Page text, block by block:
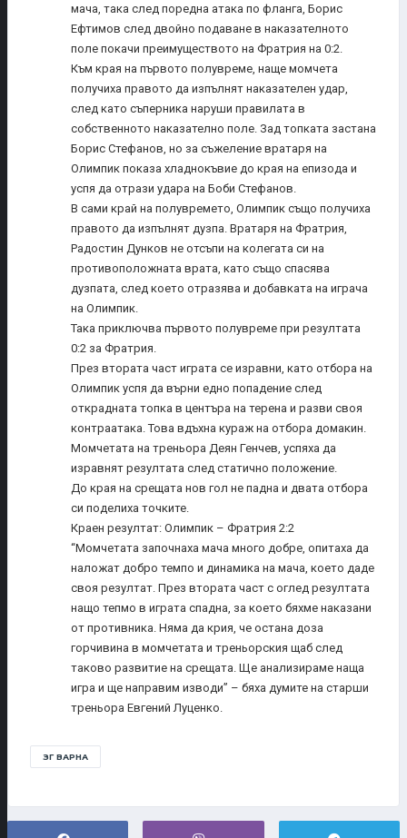
мача, така след поредна атака по фланга, Борис
Ефтимов след двойно подаване в наказателното
поле покачи преимуществото на Фратрия на 0:2.
Към края на първото полувреме, наще момчета
получиха правото да изпълнят наказателен удар,
след като съперника наруши правилата в
собственното наказателно поле. Зад топката застана
Борис Стефанов, но за съжеление вратаря на
Олимпик показа хладнокъвие до края на епизода и
успя да отрази удара на Боби Стефанов.
В сами край на полувремето, Олимпик също получиха
правото да изпълнят дузпа. Вратаря на Фратрия,
Радостин Дунков не отсъпи на колегата си на
противоположната врата, като също спасява
дузпата, след което отразява и добавката на играча
на Олимпик.
Така приключва първото полувреме при резултата
0:2 за Фратрия.
През втората част играта се изравни, като отбора на
Олимпик успя да върни едно попадение след
открадната топка в центъра на терена и разви своя
контраатака. Това вдъхна кураж на отбора домакин.
Момчетата на треньора Деян Генчев, успяха да
изравнят резултата след статично положение.
До края на срещата нов гол не падна и двата отбора
си поделиха точките.
Краен резултат: Олимпик – Фратрия 2:2
“Момчетата започнаха мача много добре, опитаха да
наложат добро темпо и динамика на мача, което даде
своя резултат. През втората част с оглед резултата
нащо тепмо в играта спадна, за което бяхме наказани
от противника. Няма да крия, че остана доза
горчивина в момчетата и треньорския щаб след
таково развитие на срещата. Ще анализираме наща
игра и ще направим изводи” – бяха думите на старши
треньора Евгений Луценко.
ЗГ ВАРНА